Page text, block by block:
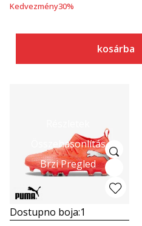
Kedvezmény30%
kosárba
Összehasonlítás
Brzi Pregled
Dostupno boja:1